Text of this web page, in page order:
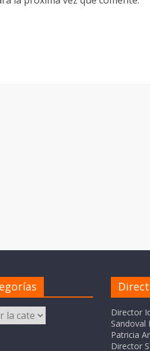
Director
Sandoval
Patricia
Director